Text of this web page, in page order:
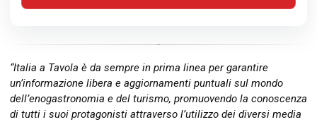
“Italia a Tavola è da sempre in prima linea per garantire
un’informazione libera e aggiornamenti puntuali sul mondo
dell’enogastronomia e del turismo, promuovendo la conoscenza
di tutti i suoi protagonisti attraverso l’utilizzo dei diversi media